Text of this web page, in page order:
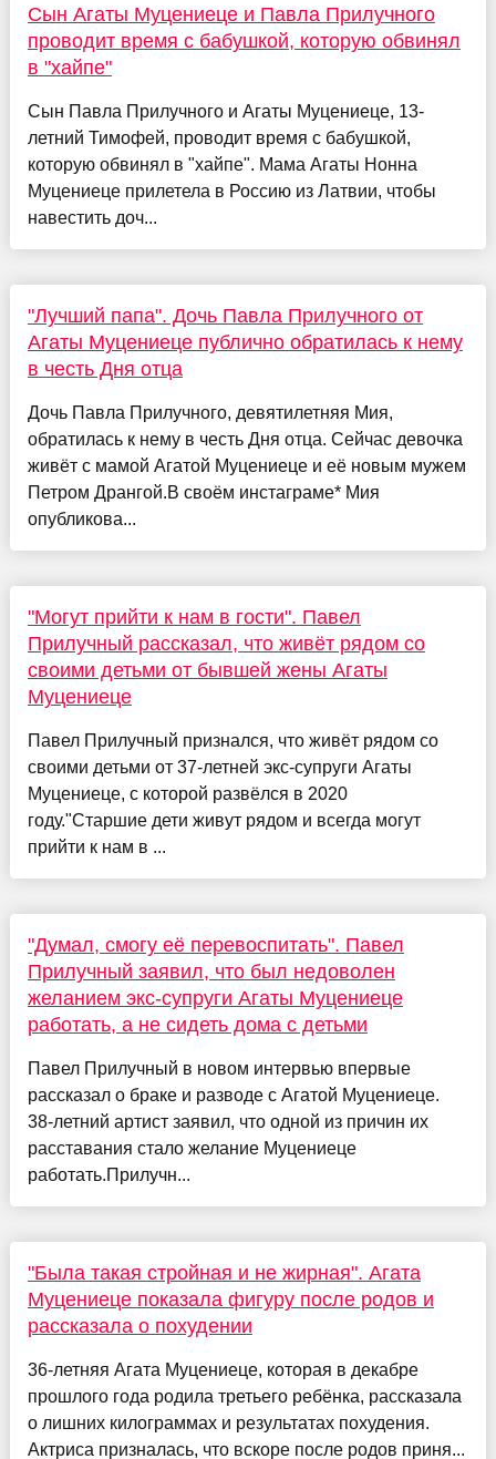
Сын Агаты Муцениеце и Павла Прилучного
проводит время с бабушкой, которую обвинял
в "хайпе"
Сын Павла Прилучного и Агаты Муцениеце, 13-
летний Тимофей, проводит время с бабушкой,
которую обвинял в "хайпе". Мама Агаты Нонна
Муцениеце прилетела в Россию из Латвии, чтобы
навестить доч...
"Лучший папа". Дочь Павла Прилучного от
Агаты Муцениеце публично обратилась к нему
в честь Дня отца
Дочь Павла Прилучного, девятилетняя Мия,
обратилась к нему в честь Дня отца. Сейчас девочка
живёт с мамой Агатой Муцениеце и её новым мужем
Петром Дрангой.В своём инстаграме* Мия
опубликова...
"Могут прийти к нам в гости". Павел
Прилучный рассказал, что живёт рядом со
своими детьми от бывшей жены Агаты
Муцениеце
Павел Прилучный признался, что живёт рядом со
своими детьми от 37-летней экс-супруги Агаты
Муцениеце, с которой развёлся в 2020
году."Старшие дети живут рядом и всегда могут
прийти к нам в ...
"Думал, смогу её перевоспитать". Павел
Прилучный заявил, что был недоволен
желанием экс-супруги Агаты Муцениеце
работать, а не сидеть дома с детьми
Павел Прилучный в новом интервью впервые
рассказал о браке и разводе с Агатой Муцениеце.
38-летний артист заявил, что одной из причин их
расставания стало желание Муцениеце
работать.Прилучн...
"Была такая стройная и не жирная". Агата
Муцениеце показала фигуру после родов и
рассказала о похудении
36-летняя Агата Муцениеце, которая в декабре
прошлого года родила третьего ребёнка, рассказала
о лишних килограммах и результатах похудения.
Актриса призналась, что вскоре после родов приня...